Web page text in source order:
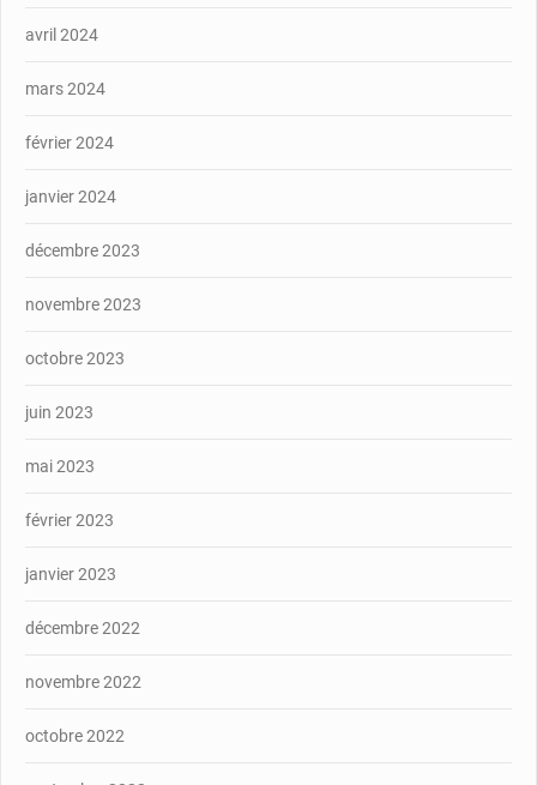
avril 2024
mars 2024
février 2024
janvier 2024
décembre 2023
novembre 2023
octobre 2023
juin 2023
mai 2023
février 2023
janvier 2023
décembre 2022
novembre 2022
octobre 2022